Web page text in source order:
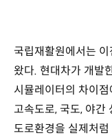
국립재활원에서는
왔다. 현대차가 개발
시뮬레이터의 차이
고속도로, 국도, 야간
도로환경을 실제처럼